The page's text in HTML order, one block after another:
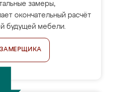
замеры,
окончательный расчёт
будущей мебели.